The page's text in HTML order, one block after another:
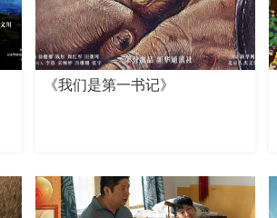
《我们是第一书记》